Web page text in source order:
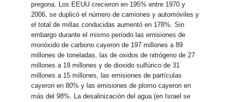
pregona. Los EEUU crecieron en 195% entre 1970 y
2006, se duplicó el número de camiones y automóviles y
el total de millas conducidas aumentó en 178%. Sin
embargo durante el mismo período las emisiones de
monóxido de carbono cayeron de 197 millones a 89
millones de toneladas, las de oxidos de nitrógeno de 27
millones a 19 millones y de dioxido sulfúrico de 31
millones a 15 millones, las emisiones de partículas
cayeron en 80% y las emisiones de plomo cayeron en
más del 98%. La desalinización del agua (en Israel se